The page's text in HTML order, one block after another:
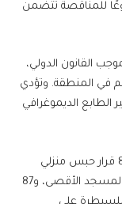
كما تم طرح 51 مشروعًا للمناقصة تتضمن
القانون الدولي،
في المنطقة. وتؤدي
الديموغرافي
بالإضافة إلى ذلك، أصدرت سلطات الاحتلال 821 قرار حبس منزلي
و2386 قرار إبعاد، منها 1499 قرارًا بالإبعاد عن المسجد الأقصى، و87